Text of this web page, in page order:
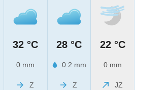
32 °C
0 mm
Z
28 °C
0.2 mm
Z
22 °C
0 mm
JZ